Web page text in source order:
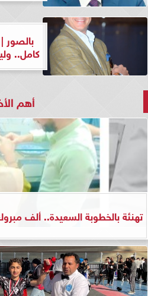
بالصور
كامل..
أهم
تهنئة بالخطوبة السعيدة.. ألف